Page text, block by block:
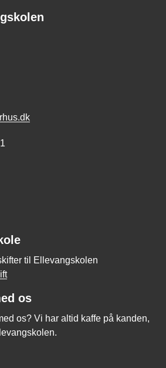
til Ellevangskolen
os
os? Vi har altid kaffe på kanden,